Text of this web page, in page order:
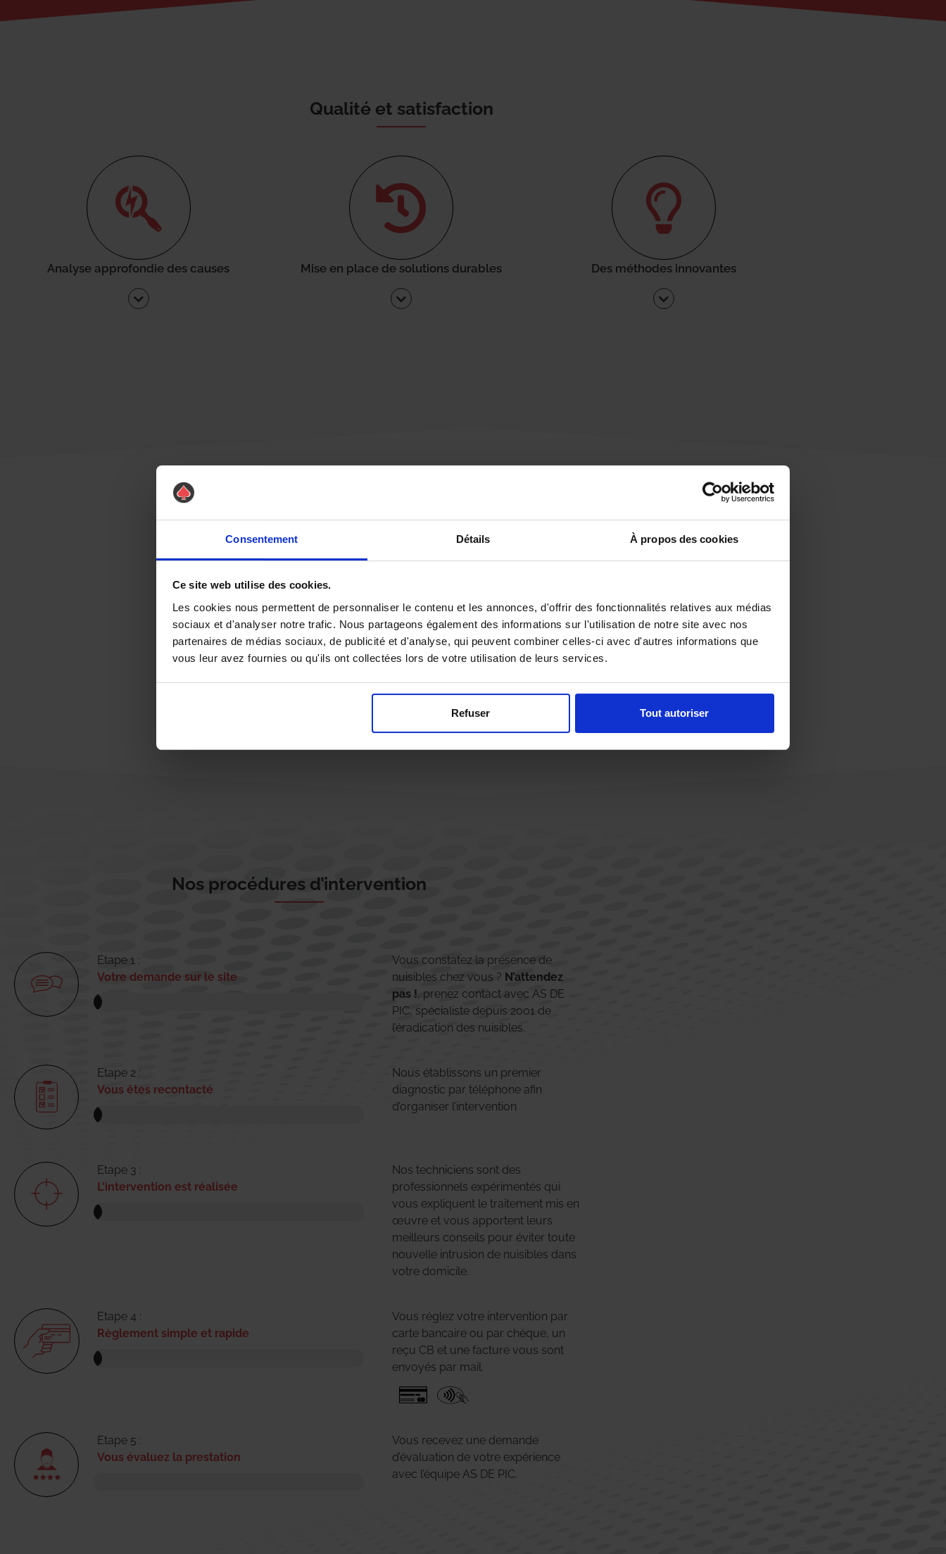
Consentement Détails À propos des cookies
Ce site web utilise des cookies.
Les cookies nous permettent de personnaliser le contenu et les annonces, d'offrir des fonctionnalités relatives aux médias
sociaux et d'analyser notre trafic. Nous partageons également des informations sur l'utilisation de notre site avec nos
partenaires de médias sociaux, de publicité et d'analyse, qui peuvent combiner celles-ci avec d'autres informations que
vous leur avez fournies ou qu'ils ont collectées lors de votre utilisation de leurs services.
Refuser Tout autoriser
Qualité et satisfaction
Analyse approfondie des causes Mise en place de solutions durables Des méthodes innovantes
Une urgence ?
Vous souhaitez être
Nos procédures d’intervention
Etape 1 :
Votre demande sur le site
Vous constatez la présence de
nuisibles chez vous ? N’attendez
pas !, prenez contact avec AS DE
PIC, spécialiste depuis 2001 de
l’éradication des nuisibles.
Etape 2 :
Vous êtes recontacté
Nous établissons un premier
diagnostic par téléphone afin
d’organiser l’intervention
Etape 3 :
L'intervention est réalisée
Nos techniciens sont des
professionnels expérimentés qui
vous expliquent le traitement mis en
œuvre et vous apportent leurs
meilleurs conseils pour éviter toute
nouvelle intrusion de nuisibles dans
votre domicile.
Etape 4 :
Règlement simple et rapide
Vous réglez votre intervention par
carte bancaire ou par chèque, un
reçu CB et une facture vous sont
envoyés par mail.
Etape 5 :
Vous évaluez la prestation
Vous recevez une demande
d’évaluation de votre expérience
avec l’équipe AS DE PIC.